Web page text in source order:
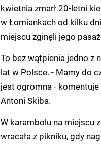
kwietnia zmarł 20-letni
w Łomiankach od kilku
miejscu zginęli jego
To bez wątpienia jedno z
lat w Polsce. - Mamy do
jest ogromna -
Antoni Skiba.
W karambolu na miejscu
wracała z pikniku, gdy